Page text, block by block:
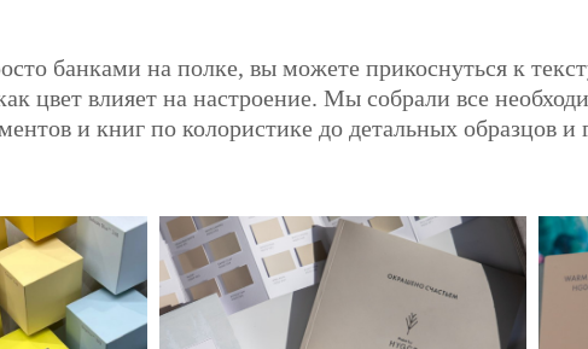
банками на полке, вы можете прикоснуться к
цвет влияет на настроение. Мы собрали все
и книг по колористике до детальных образцов и